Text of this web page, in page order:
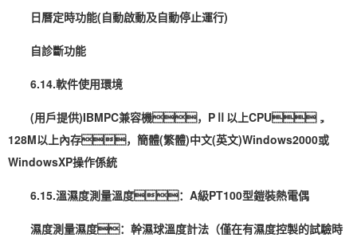
日曆定時功能(自動啟動及自動停止運行)
自診斷功能
6.14.軟件使用環境
(用戶提供)IBMPC兼容機，PⅡ以上CPU，
128M以上內存，簡體(繁體)中文(英文)Windows2000或
WindowsXP操作係統
6.15.溫濕度測量溫度：A級PT100型鎧裝熱電偶
濕度測量濕度：幹濕球溫度計法（僅在有濕度控製的試驗時